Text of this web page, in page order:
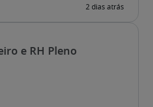
e RH Pleno